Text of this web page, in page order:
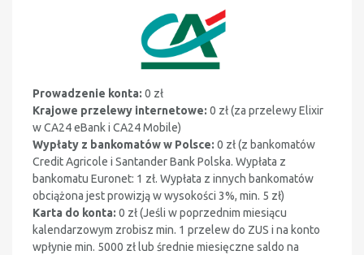
Prowadzenie konta: 0 zł
Krajowe przelewy internetowe: 0 zł (za przelewy Elixir
w CA24 eBank i CA24 Mobile)
Wypłaty z bankomatów w Polsce: 0 zł (z bankomatów
Credit Agricole i Santander Bank Polska. Wypłata z
bankomatu Euronet: 1 zł. Wypłata z innych bankomatów
obciążona jest prowizją w wysokości 3%, min. 5 zł)
Karta do konta: 0 zł (Jeśli w poprzednim miesiącu
kalendarzowym zrobisz min. 1 przelew do ZUS i na konto
wpłynie min. 5000 zł lub średnie miesięczne saldo na